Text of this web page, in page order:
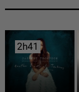
2h41
2h41